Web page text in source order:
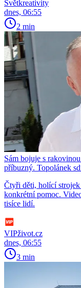
Světkreativity
dnes, 06:55
2 min
Sám bojuje s
příbuzný. Topolánek
Čtyři děti, holící strojek
konkrétní pomoc.
tisíce lidí.
VIPživot.cz
dnes, 06:55
3 min